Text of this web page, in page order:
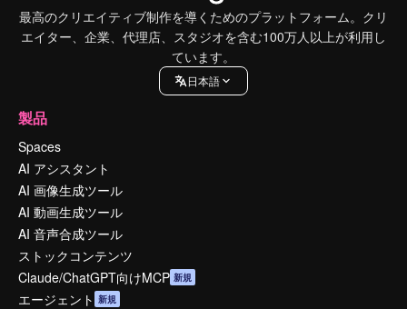
最高のクリエイティブ制作を導くためのプラットフォーム。クリ
エイター、企業、代理店、スタジオを含む100万人以上が利用し
ています。
日本語
製品
Spaces
AI アシスタント
AI 画像生成ツール
AI 動画生成ツール
AI 音声合成ツール
ストックコンテンツ
Claude/ChatGPT向けMCP 新規
エージェント 新規